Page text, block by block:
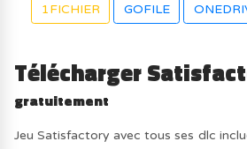
1FICHIER GOFILE
Télécharger
gratuitement
Jeu Satisfactory avec tous ses dlc